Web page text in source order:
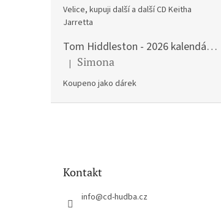
Velice, kupuji další a další CD Keitha
Jarretta
Tom Hiddleston - 2026 kalendář A3
Hodnocení produktu je 5 z 5 hvězdiček.
| Simona
Koupeno jako dárek
Kontakt
info@cd-hudba.cz